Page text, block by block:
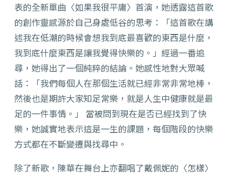
表的全新單曲〈如果我很平庸〉首演，她透露這首歌
的創作靈感源於自己身處低谷的思考：「這首歌在講
述我在低潮的時候會想我到底最喜歡的東西是什麼，
我到底什麼東西是讓我覺得快樂的。」經過一番追
尋，她得出了一個純粹的結論。她感性地對大眾喊
話：「我們每個人在那個生活就已經非常非常地棒，
然後也是期許大家知足常樂，就是人生中健康就是最
足的一件事情。」 當被問到現在是否已經找到了快
樂，她誠實地表示這是一生的課題，每個階段的快樂
方式都在不斷變遷與找尋中。
除了新歌，陳華在舞台上亦翻唱了戴佩妮的〈怎樣〉